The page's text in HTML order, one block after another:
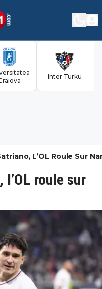
Inter Turku
L’OL Roule Sur
l’OL roule sur